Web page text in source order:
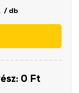
/ db
0 Ft